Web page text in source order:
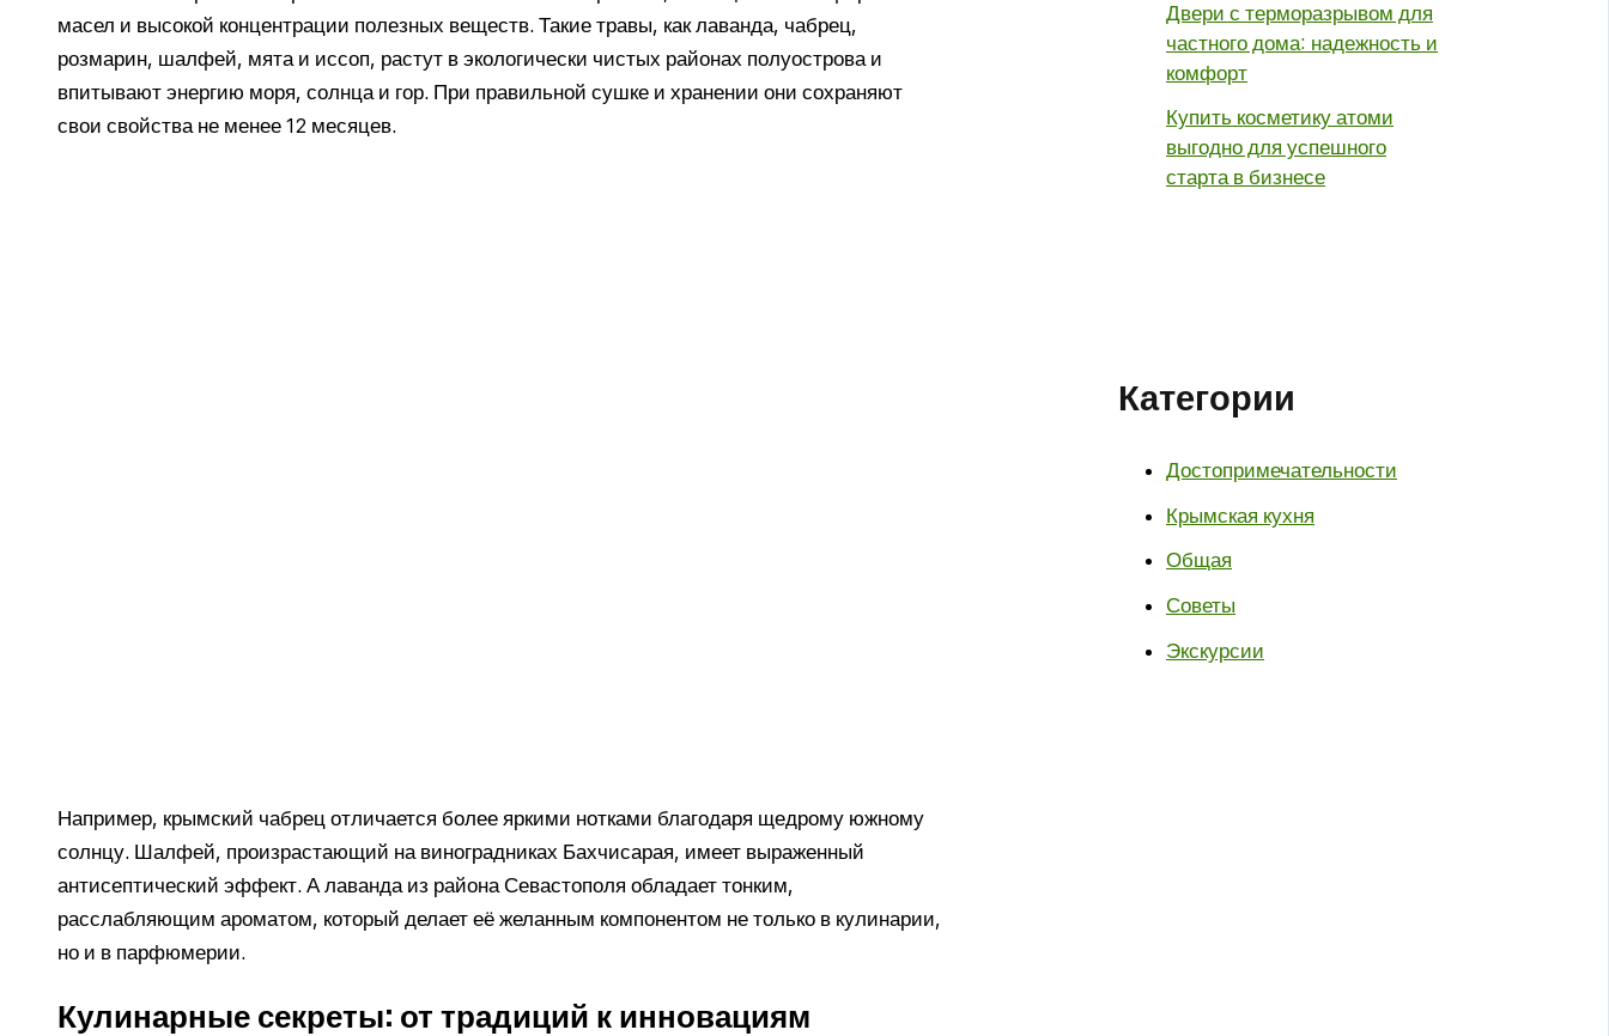
масел и высокой концентрации полезных веществ. Такие травы, как лаванда, чабрец,
розмарин, шалфей, мята и иссоп, растут в экологически чистых районах полуострова и
впитывают энергию моря, солнца и гор. При правильной сушке и хранении они сохраняют
свои свойства не менее 12 месяцев.
Например, крымский чабрец отличается более яркими нотками благодаря щедрому южному
солнцу. Шалфей, произрастающий на виноградниках Бахчисарая, имеет выраженный
антисептический эффект. А лаванда из района Севастополя обладает тонким,
расслабляющим ароматом, который делает её желанным компонентом не только в кулинарии,
но и в парфюмерии.
Кулинарные секреты: от традиций к инновациям
Двери с терморазрывом для
частного дома: надежность и
комфорт
Купить косметику атоми
выгодно для успешного
старта в бизнесе
Категории
Достопримечательности
Крымская кухня
Общая
Советы
Экскурсии